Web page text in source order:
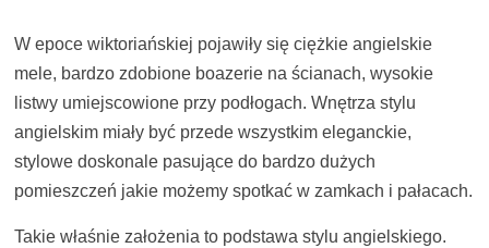
W epoce wiktoriańskiej pojawiły się ciężkie angielskie
mele, bardzo zdobione boazerie na ścianach, wysokie
listwy umiejscowione przy podłogach. Wnętrza stylu
angielskim miały być przede wszystkim eleganckie,
stylowe doskonale pasujące do bardzo dużych
pomieszczeń jakie możemy spotkać w zamkach i pałacach.
Takie właśnie założenia to podstawa stylu angielskiego.